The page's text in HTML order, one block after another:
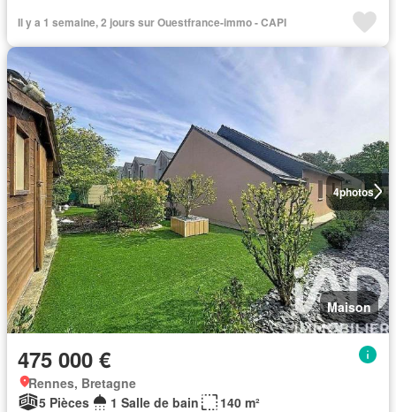
Il y a 1 semaine, 2 jours sur Ouestfrance-immo - CAPI
4photos
Maison
475 000 €
Rennes, Bretagne
5 Pièces
1 Salle de bain
140 m²